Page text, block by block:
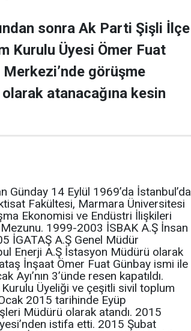
sonra Ak Parti Şişli İlçe
Kurulu Üyesi Ömer Fuat
görüşme
olarak atanacağına kesin
Günday 14 Eylül 1969’da İstanbul’da
Fakültesi, Marmara Üniversitesi
Ekonomisi ve Endüstri İlişkileri
1999-2003 İSBAK A.Ş İnsan
İGATAŞ A.Ş Genel Müdür
Enerji A.Ş İstasyon Müdürü olarak
İnşaat Ömer Fuat Günbay ismi ile
Ayı’nın 3’ünde resen kapatıldı.
Üyeliği ve çeşitli sivil toplum
2015 tarihinde Eyüp
Müdürü olarak atandı. 2015
istifa etti. 2015 Şubat